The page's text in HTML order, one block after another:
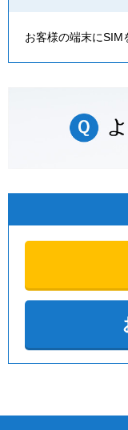
お客様の端末にSIM